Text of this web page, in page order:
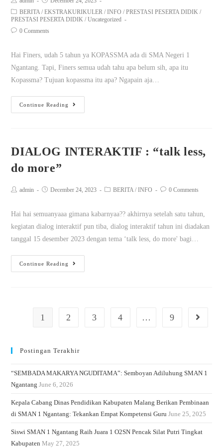
BERITA / EKSTRAKURIKULER / INFO / PRESTASI PESERTA DIDIK /
PRESTASI PESERTA DIDIK / Uncategorized
0 Comments
Hai Finers, udah 5 tahun ya KOPASSMA ada di SMA Negeri 1
Ngantang. Tapi, Finers semua udah tahu apa belum sih, apa itu
Kopassma? Tujuan kopassma itu apa? Ngapain aja…
Continue Reading
DIALOG INTERAKTIF : “talk less,
do more”
admin December 24, 2023 BERITA / INFO 0 Comments
Hai hai semuanyaaa gimana kabarnyaa?? akhirnya setelah satu tahun,
kegiatan dialog interaktif pun tiba, dialog interaktif tahun ini diadakan
tanggal 15 desember 2023 dengan tema ‘talk less, do more' bagi…
Continue Reading
1 2 3 4 … 9
Postingan Terakhir
“SEMBADA MAKARYA NGUDITAMA”: Semboyan Adiluhung SMAN 1
Ngantang June 6, 2026
Kepala Cabang Dinas Pendidikan Kabupaten Malang Berikan Pembinaan
di SMAN 1 Ngantang: Tekankan Empat Kompetensi Guru June 25, 2025
Siswi SMAN 1 Ngantang Raih Juara 1 O2SN Pencak Silat Putri Tingkat
Kabupaten May 27, 2025